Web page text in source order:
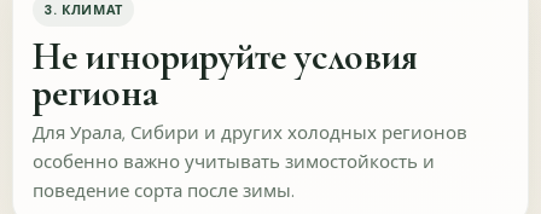
3. КЛИМАТ
Не игнорируйте условия
региона
Для Урала, Сибири и других холодных регионов
особенно важно учитывать зимостойкость и
поведение сорта после зимы.
Только знакомлюсь с
Уже оформил(а) заказ, но
ещё не получил(а)
Что сильнее всего повышает доверие к качеству?
Живые фото растений